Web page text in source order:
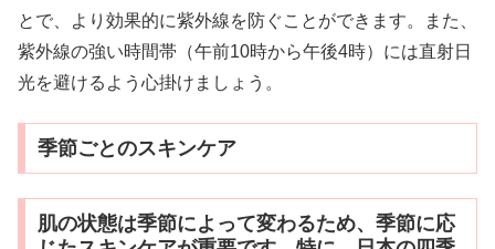
とで、より効果的に紫外線を防ぐことができます。また、
紫外線の強い時間帯（午前10時から午後4時）には直射日
光を避けるよう心掛けましょう。
季節ごとのスキンケア
肌の状態は季節によって変わるため、季節に応